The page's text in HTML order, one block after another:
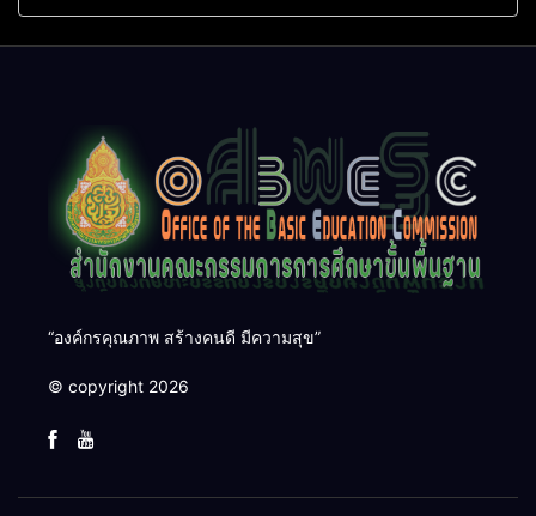
“องค์กรคุณภาพ สร้างคนดี มีความสุข”
© copyright 2026